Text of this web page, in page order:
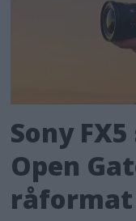
Sony
Open